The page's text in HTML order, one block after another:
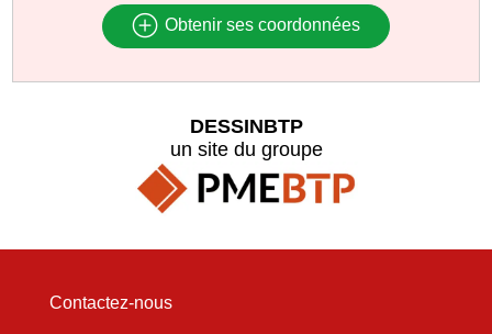
Obtenir ses coordonnées
DESSINBTP
un site du groupe
Contactez-nous